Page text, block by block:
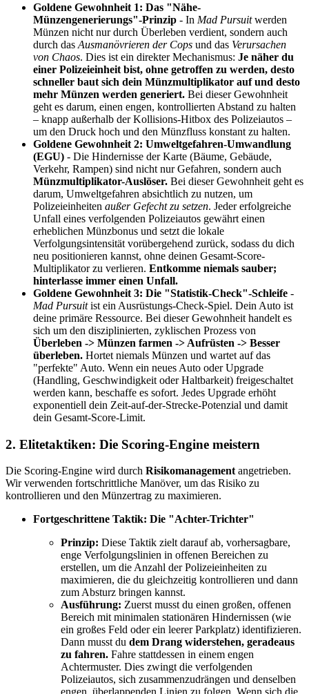
Goldene Gewohnheit 1: Das "Nähe-
Münzengenerierungs"-Prinzip - In Mad Pursuitwerden
Münzen nicht nur durch Überleben verdient, sondern auch
durch das Ausmanövrieren der Cops und das Verursachen
von Chaos. Dies ist ein direkter Mechanismus: Je näher du
einer Polizeieinheit bist, ohne getroffen zu werden, desto
schneller baut sich dein Münzmultiplikator auf und desto
mehr Münzen werden generiert. Bei dieser Gewohnheit
geht es darum, einen engen, kontrollierten Abstand zu halten
– knapp außerhalb der Kollisions-Hitbox des Polizeiautos –
um den Druck hoch und den Münzfluss konstant zu halten.
Goldene Gewohnheit 2: Umweltgefahren-Umwandlung
(EGU) - Die Hindernisse der Karte (Bäume, Gebäude,
Verkehr, Rampen) sind nicht nur Gefahren, sondern auch
Münzmultiplikator-Auslöser. Bei dieser Gewohnheit geht es
darum, Umweltgefahren absichtlich zu nutzen, um
Polizeieinheiten außer Gefecht zu setzen. Jeder erfolgreiche
Unfall eines verfolgenden Polizeiautos gewährt einen
erheblichen Münzbonus und setzt die lokale
Verfolgungsintensität vorübergehend zurück, sodass du dich
neu positionieren kannst, ohne deinen Gesamt-Score-
Multiplikator zu verlieren. Entkomme niemals sauber;
hinterlasse immer einen Unfall.
Goldene Gewohnheit 3: Die "Statistik-Check"-Schleife -
Mad Pursuitist ein Ausrüstungs-Check-Spiel. Dein Auto ist
deine primäre Ressource. Bei dieser Gewohnheit handelt es
sich um den disziplinierten, zyklischen Prozess von
Überleben -> Münzen farmen -> Aufrüsten -> Besser
überleben. Hortet niemals Münzen und wartet auf das
"perfekte" Auto. Wenn ein neues Auto oder Upgrade
(Handling, Geschwindigkeit oder Haltbarkeit) freigeschaltet
werden kann, beschaffe es sofort. Jedes Upgrade erhöht
exponentiell dein Zeit-auf-der-Strecke-Potenzial und damit
dein Gesamt-Score-Limit.
2. Elitetaktiken: Die Scoring-Engine meistern
Die Scoring-Engine wird durch Risikomanagementangetrieben.
Wir verwenden fortschrittliche Manöver, um das Risiko zu
kontrollieren und den Münzertrag zu maximieren.
Fortgeschrittene Taktik: Die "Achter-Trichter"
Prinzip: Diese Taktik zielt darauf ab, vorhersagbare,
enge Verfolgungslinien in offenen Bereichen zu
erstellen, um die Anzahl der Polizeieinheiten zu
maximieren, die du gleichzeitig kontrollieren und dann
zum Absturz bringen kannst.
Ausführung: Zuerst musst du einen großen, offenen
Bereich mit minimalen stationären Hindernissen (wie
ein großes Feld oder ein leerer Parkplatz) identifizieren.
Dann musst du dem Drang widerstehen, geradeaus
zu fahren. Fahre stattdessen in einem engen
Achtermuster. Dies zwingt die verfolgenden
Polizeiautos, sich zusammenzudrängen und denselben